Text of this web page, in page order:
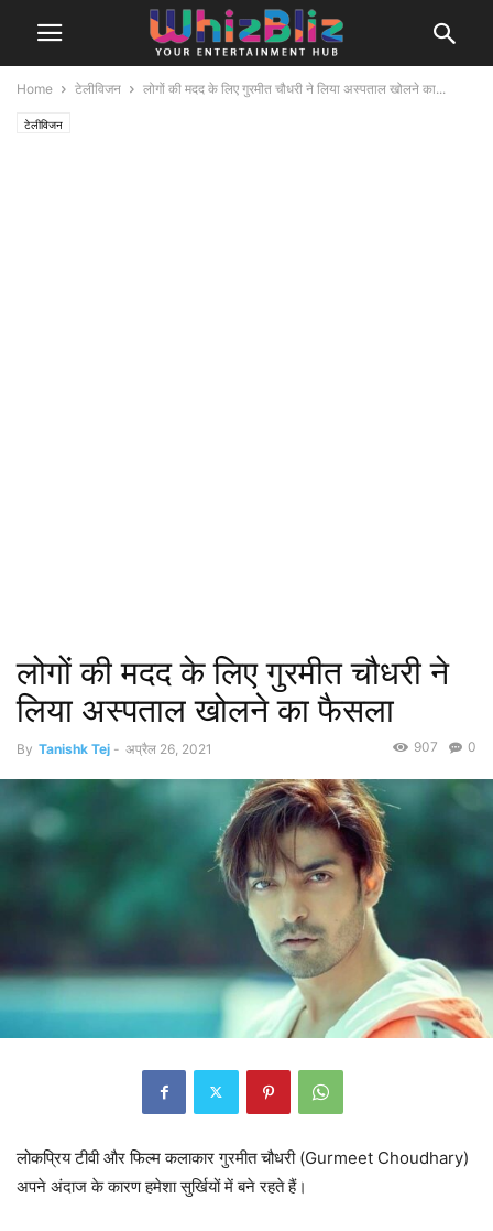
Home टेलीविजन लोगों की मदद के लिए गुरमीत चौधरी ने लिया अस्पताल खोलने का...
टेलीविजन
लोगों की मदद के लिए गुरमीत चौधरी ने
लिया अस्पताल खोलने का फैसला
By Tanishk Tej - अप्रैल 26, 2021 0
907
लोकप्रिय टीवी और फिल्म कलाकार गुरमीत चौधरी (Gurmeet Choudhary)
अपने अंदाज के कारण हमेशा सुर्खियों में बने रहते हैं।